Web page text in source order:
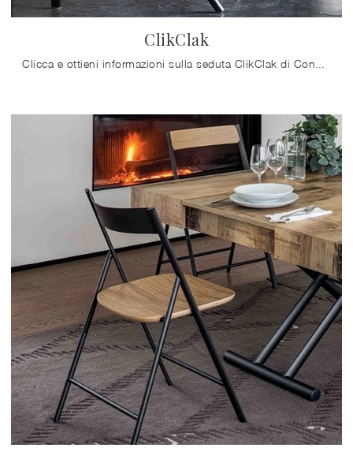
ClikClak